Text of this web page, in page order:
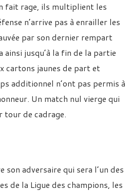
fait rage, ils multiplient les
n’arrive pas à enrailler les
par son dernier rempart
ainsi jusqu’à la fin de la partie
cartons jaunes de part et
additionnel n’ont pas permis à
Un match nul vierge qui
tour de cadrage.
adversaire qui sera l’un des
de la Ligue des champions, les